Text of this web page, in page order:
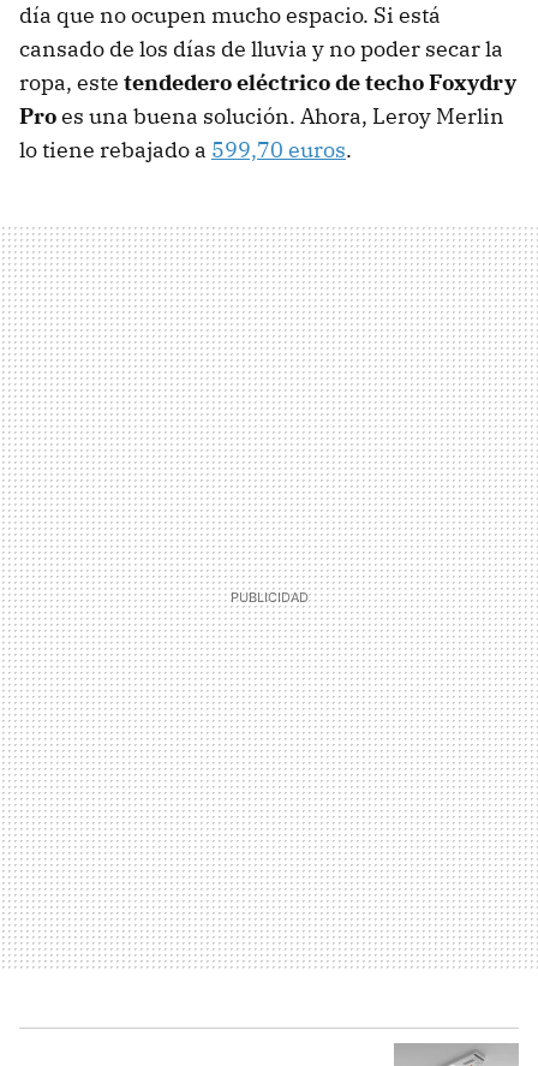
día que no ocupen mucho espacio. Si está
cansado de los días de lluvia y no poder secar la
ropa, este tendedero eléctrico de techo Foxydry
Proes una buena solución. Ahora, Leroy Merlin
lo tiene rebajado a 599,70 euros.